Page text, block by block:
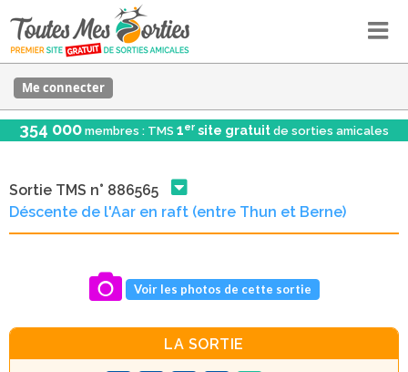
Me connecter
354 000 membres : TMS 1er site gratuit de sorties amicales
Sortie TMS n° 886565
Déscente de l'Aar en raft (entre Thun et Berne)
Voir les photos de cette sortie
LA SORTIE